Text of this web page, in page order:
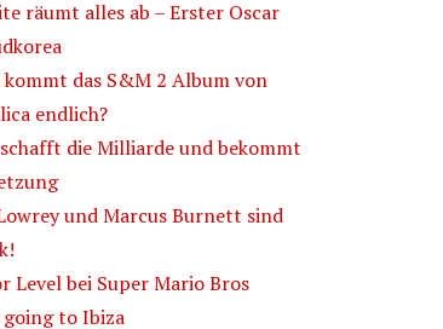
räumt alles ab – Erster Oscar
kommt das S&M 2 Album von
endlich?
die Milliarde und bekommt
und Marcus Burnett sind
Level bei Super Mario Bros
going to Ibiza